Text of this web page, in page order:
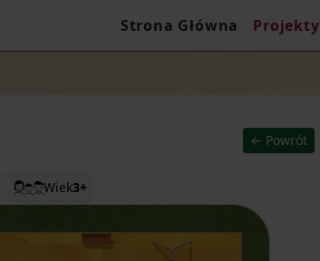
Strona Główna Projekty
← Powrót
Wiek3+